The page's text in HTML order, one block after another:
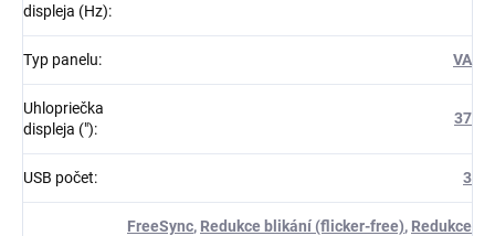
displeja (Hz):
Typ panelu: VA
Uhlopriečka
displeja ("):
37
USB počet: 3
FreeSync, Redukce blikání (flicker-free), Redukce